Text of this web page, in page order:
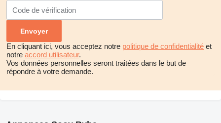
En cliquant ici, vous acceptez notre politique de confidentialité et
notre accord utilisateur.
Vos données personnelles seront traitées dans le but de
répondre à votre demande.